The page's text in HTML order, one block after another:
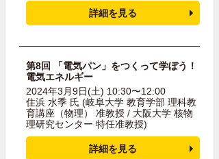
詳細を見る
第8回 「電気パン」をつくって学ぼう！
電気エネルギー
2024年3月9日(土) 10:30〜12:00
住浜 水季 氏 (岐阜大学 教育学部 理科教
育講座（物理） 准教授 / 大阪大学 核物
理研究センター 特任准教授)
詳細を見る